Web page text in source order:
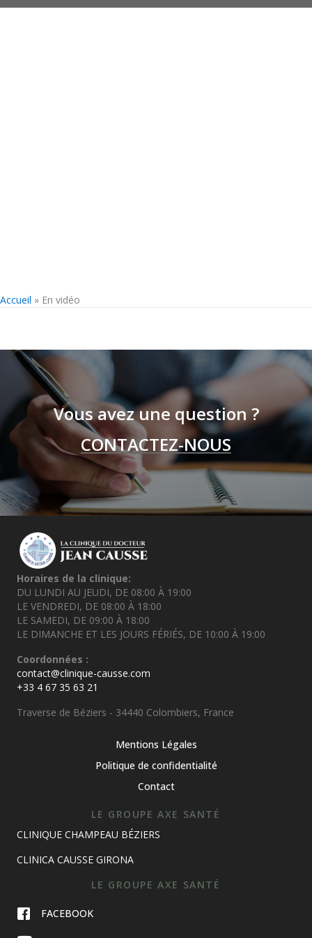
Accueil » En vidéo
Vous avez une question ?
CONTACTEZ-NOUS
Horaires de la clinique:
DU LUNDI AU JEUDI, DE 08:00 À 19:00
LE VENDREDI, DE 08:00 À 18:00
LE SAMEDI, DE 09:00 À 18:00
LE DIMANCHE ET LES JOURS FÉRIÉS, DE 10:00 À 19:00
Coordonnées :
contact@clinique-causse.com
+33 4 67 35 63 21
Traverse de Béziers - 34440 Colombiers, France
Mentions Légales
Politique de confidentialité
Contact
LE GROUPE AXE SANTÉ
CLINIQUE CHAMPEAU BÉZIERS
CLINICA CAUSSE GIRONA
LE GROUPE AXE SANTÉ
FACEBOOK